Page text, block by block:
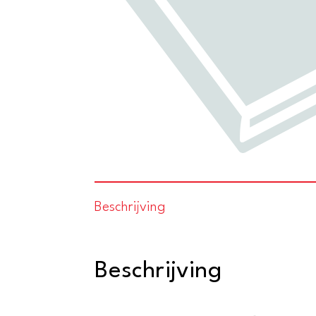
Beschrijving
Beschrijving